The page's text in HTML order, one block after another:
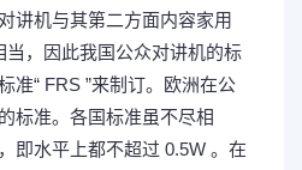
讲机与其第二方面内容家用
，因此我国公众对讲机的标
准“ FRS ”来制订。欧洲在公
标准。各国标准虽不尽相
即水平上都不超过 0.5W 。在